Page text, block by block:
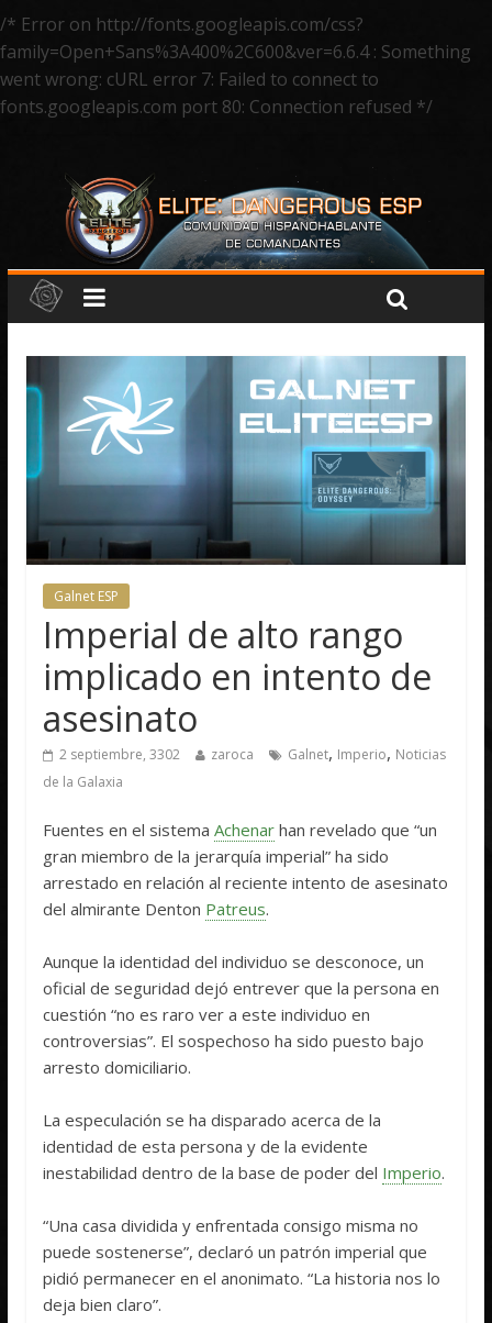
/* Error on http://fonts.googleapis.com/css?
family=Open+Sans%3A400%2C600&ver=6.6.4 : Something
went wrong: cURL error 7: Failed to connect to
fonts.googleapis.com port 80: Connection refused */
Galnet ESP
Imperial de alto rango
implicado en intento de
asesinato
2 septiembre, 3302 zaroca Galnet, Imperio, Noticias
de la Galaxia
Fuentes en el sistemaAchenar han revelado que “un
gran miembro de la jerarquía imperial” ha sido
arrestado en relación al reciente intento de asesinato
del almirante Denton Patreus.
Aunque la identidad del individuo se desconoce, un
oficial de seguridad dejó entrever que la persona en
cuestión “no es raro ver a este individuo en
controversias”. El sospechoso ha sido puesto bajo
arresto domiciliario.
La especulación se ha disparado acerca de la
identidad de esta persona y de la evidente
inestabilidad dentro de la base de poder del Imperio.
“Una casa dividida y enfrentada consigo misma no
puede sostenerse”, declaró un patrón imperial que
pidió permanecer en el anonimato. “La historia nos lo
deja bien claro”.